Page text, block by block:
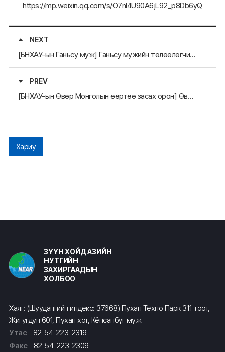
https://mp.weixin.qq.com/s/O7nl4U90A6jL92_p8Db6yQ
NEXT
[БНХАУ-ын Ганьсу муж] Ганьсу мужийн төлөөлөгчид 2026 оны NEAR Гишүүн орон нутгуудын хуралд оролцов
PREV
[БНХАУ-ын Өвөр Монголын өөртөө засах орон] Өвөр Монголын өөртөө засах орны төлөөлөгчид 2026 оны NEAR Гишүүн орон нутгуудын хурал-д оролцов.
Хариу
ЗҮҮН ХОЙД АЗИЙН
НУТГИЙН
ЗАХИРГААДЫН
ХОЛБОО
Хаяг: (Шуудангийн индекс: 37668) Пухан Техно Парк 311 тоот,
Жигугдун 601, Пухан хот, Кёнсанбүг муж
Утас
82-54-223-2319
Факс
82-54-223-2309